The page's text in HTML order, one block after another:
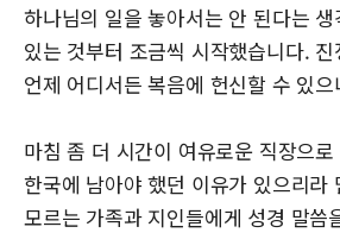
하나님의 일을 놓아서는 안 된다는
있는 것부터 조금씩 시작했습니다.
언제 어디서든 복음에 헌신할 수 있으
마침 좀 더 시간이 여유로운 직장으
한국에 남아야 했던 이유가 있으리라
모르는 가족과 지인들에게 성경 말씀